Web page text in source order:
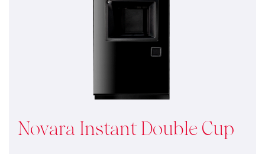
Novara Instant Double Cup